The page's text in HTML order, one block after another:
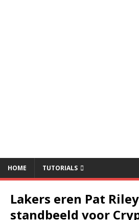
HOME TUTORIALS
Lakers eren Pat
standbeeld voor